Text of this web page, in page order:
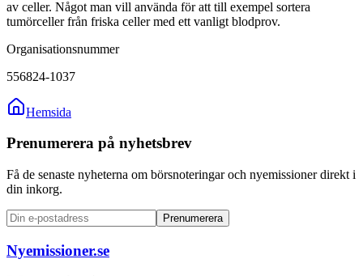
av celler. Något man vill använda för att till exempel sortera
tumörceller från friska celler med ett vanligt blodprov.
Organisationsnummer
556824-1037
Hemsida
Prenumerera på nyhetsbrev
Få de senaste nyheterna om börsnoteringar och nyemissioner direkt i
din inkorg.
Prenumerera
Nyemissioner.se